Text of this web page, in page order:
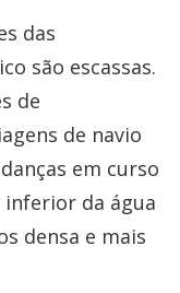
das
são escassas.
de
de navio
em curso
inferior da água
densa e mais